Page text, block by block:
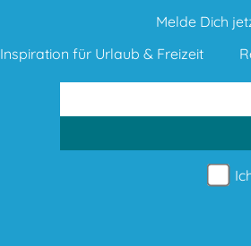
Melde Dich
Inspiration für Urlaub & Freizeit